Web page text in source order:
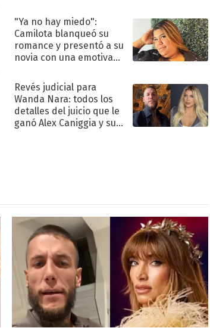
"Traidora"
"Ya no hay miedo":
Camilota blanqueó su
romance y presentó a su
novia con una emotiva
Revés judicial para
Wanda Nara: todos los
detalles del juicio que le
ganó Alex Caniggia y sus